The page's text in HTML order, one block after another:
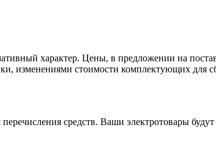
характер. Цены, в предложении на
изменениями стоимости комплектующих для
средств. Ваши электротовары